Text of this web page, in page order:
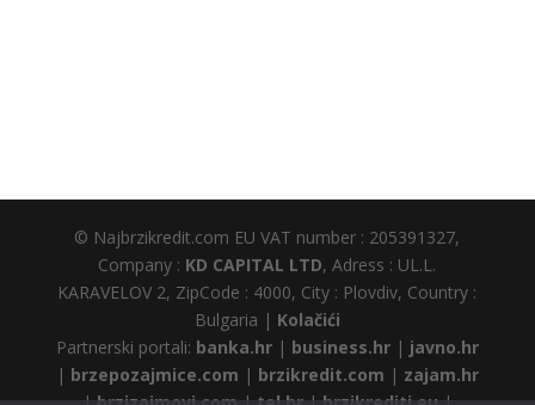
© Najbrzikredit.com EU VAT number : 205391327,
Company : KD CAPITAL LTD, Adress : UL.L.
KARAVELOV 2, ZipCode : 4000, City : Plovdiv, Country :
Bulgaria | Kolačići
Partnerski portali: banka.hr| business.hr| javno.hr
| brzepozajmice.com | brzikredit.com | zajam.hr